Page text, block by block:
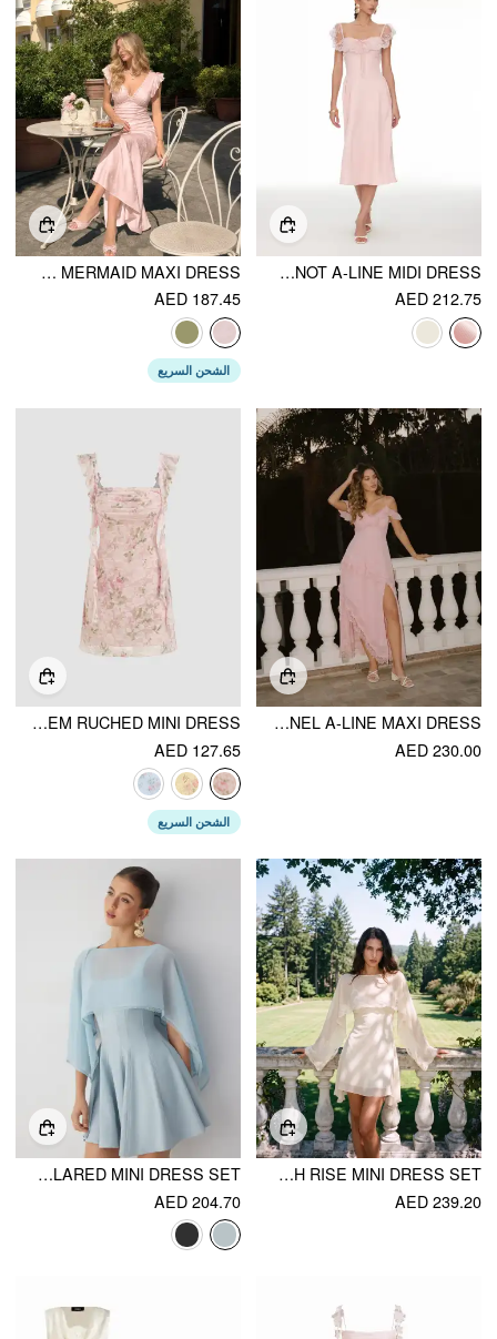
LACE RUFFLE SWEETHEART NECK BOWKNOT A-LINE MIDI DRESS
AED 212.75
SATIN TEXTURED FLORAL V-NECK RUFFLE SLEEVE MERMAID MAXI DRESS
AED 187.45
الشحن السريع
CHIFFON V-NECK RUFFLE SLEEVE LACE PANEL A-LINE MAXI DRESS
AED 230.00
SQUARE NECK LACE FLORAL RUFFLE HEM RUCHED MINI DRESS
AED 127.65
الشحن السريع
CHIFFON LACE PANEL CAPE & FLORAL CAMI HIGH RISE MINI DRESS SET
AED 239.20
CHIFFON LACE TRIM CAPE & SQUARE NECK FLARED MINI DRESS SET
AED 204.70